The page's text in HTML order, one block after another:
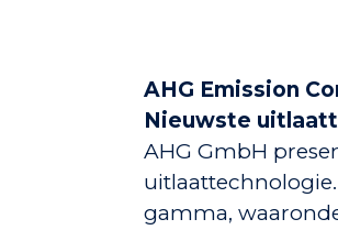
AHG Emission
Nieuwste
AHG GmbH
gamma,